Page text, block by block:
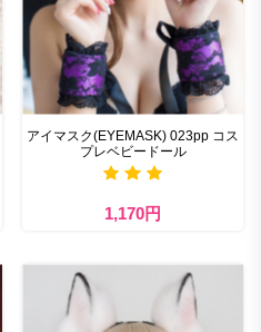
アイマスク(EYEMASK) 023pp コス
プレベビードール
1,170円